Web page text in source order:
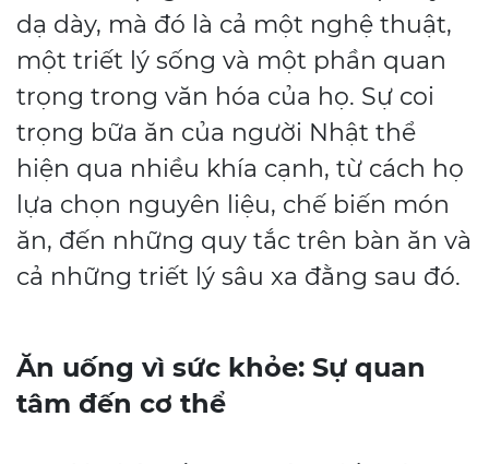
dạ dày, mà đó là cả một nghệ thuật,
một triết lý sống và một phần quan
trọng trong văn hóa của họ. Sự coi
trọng bữa ăn của người Nhật thể
hiện qua nhiều khía cạnh, từ cách họ
lựa chọn nguyên liệu, chế biến món
ăn, đến những quy tắc trên bàn ăn và
cả những triết lý sâu xa đằng sau đó.
Ăn uống vì sức khỏe: Sự quan
tâm đến cơ thể